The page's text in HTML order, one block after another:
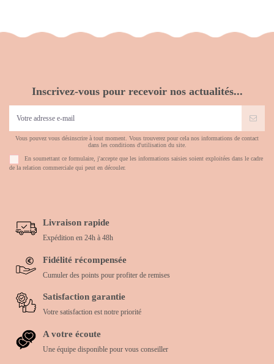
Inscrivez-vous pour recevoir nos actualités...
Vous pouvez vous désinscrire à tout moment. Vous trouverez pour cela nos informations de contact
dans les conditions d'utilisation du site.
En soumettant ce formulaire, j'accepte que les informations saisies soient exploitées dans le cadre
de la relation commerciale qui peut en découler.
Livraison rapide
Expédition en 24h à 48h
Fidélité récompensée
Cumuler des points pour profiter de remises
Satisfaction garantie
Votre satisfaction est notre priorité
A votre écoute
Une équipe disponible pour vous conseiller